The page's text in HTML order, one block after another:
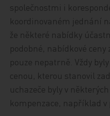
společnostmi i
koordinovaném jednání
že některé nabídky
podobné, nabídkové
pouze nepatrně. Vždy
cenou, kterou stanovil
uchazeče byly v
kompenzace, například v